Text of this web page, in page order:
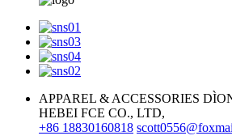
APPAREL & ACCESSORIES
HEBEI FCE CO., LTD,
+86 18830160818